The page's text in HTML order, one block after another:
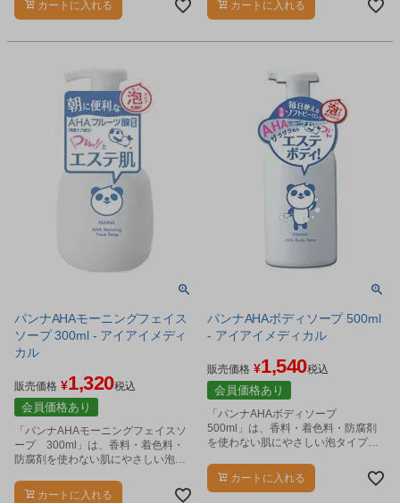
カートに入れる カートに入れる
パンナAHAモーニングフェイス
ソープ 300ml - アイアイメディ
カル
販売価格 ¥1,320税込
会員価格あり
「パンナAHAモーニングフェイスソ
ープ 300ml」は、香料・着色料・
防腐剤を使わない肌にやさしい泡タ
カートに入れる
パンナAHAボディソープ 500ml
- アイアイメディカル
販売価格 ¥1,540税込
会員価格あり
「パンナAHAボディソープ
500ml」は、香料・着色料・防腐剤
を使わない肌にやさしい泡タイプの
カートに入れる